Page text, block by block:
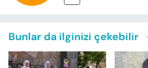
Bunlar da ilginizi çekebilir